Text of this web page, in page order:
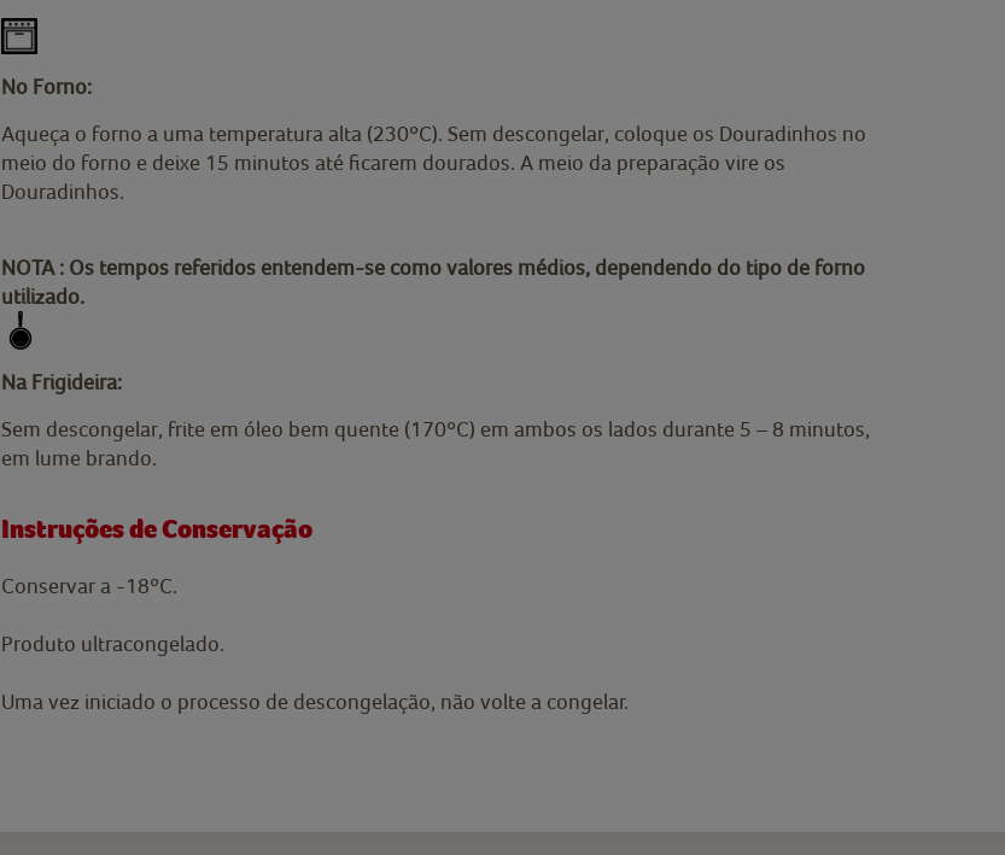
No Forno:
Aqueça o forno a uma temperatura alta (230ºC). Sem descongelar, coloque os Douradinhos no
meio do forno e deixe 15 minutos até ficarem dourados. A meio da preparação vire os
Douradinhos.
NOTA : Os tempos referidos entendem-se como valores médios, dependendo do tipo de forno
utilizado.
Na Frigideira:
Sem descongelar, frite em óleo bem quente (170ºC) em ambos os lados durante 5 – 8 minutos,
em lume brando.
Instruções de Conservação
Conservar a -18ºC.
Produto ultracongelado.
Uma vez iniciado o processo de descongelação, não volte a congelar.